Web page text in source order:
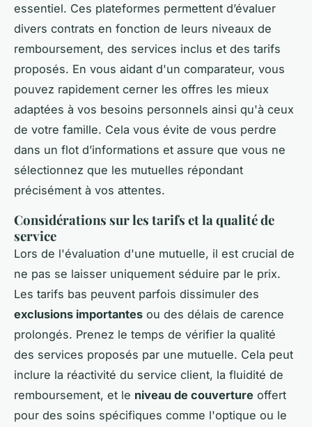
essentiel. Ces plateformes permettent d’évaluer
divers contrats en fonction de leurs niveaux de
remboursement, des services inclus et des tarifs
proposés. En vous aidant d'un comparateur, vous
pouvez rapidement cerner les offres les mieux
adaptées à vos besoins personnels ainsi qu'à ceux
de votre famille. Cela vous évite de vous perdre
dans un flot d’informations et assure que vous ne
sélectionnez que les mutuelles répondant
précisément à vos attentes.
Considérations sur les tarifs et la qualité de
service
Lors de l'évaluation d'une mutuelle, il est crucial de
ne pas se laisser uniquement séduire par le prix.
Les tarifs bas peuvent parfois dissimuler des
exclusions importantes ou des délais de carence
prolongés. Prenez le temps de vérifier la qualité
des services proposés par une mutuelle. Cela peut
inclure la réactivité du service client, la fluidité de
remboursement, et le niveau de couverture offert
pour des soins spécifiques comme l'optique ou le